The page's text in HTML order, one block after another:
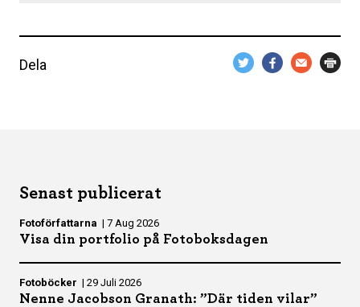
Dela
Senast publicerat
Fotoförfattarna | 7 Aug 2026
Visa din portfolio på Fotoboksdagen
Fotoböcker | 29 Juli 2026
Nenne Jacobson Granath: ”Där tiden vilar”